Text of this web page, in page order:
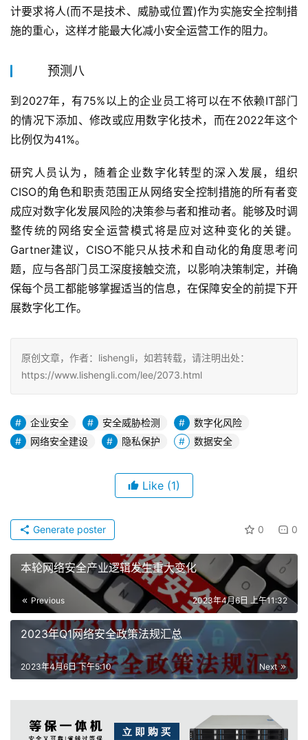
计要求将人(而不是技术、威胁或位置)作为实施安全控制措
施的重心，这样才能最大化减小安全运营工作的阻力。
预测八
到2027年，有75%以上的企业员工将可以在不依赖IT部门
的情况下添加、修改或应用数字化技术，而在2022年这个
比例仅为41%。
研究人员认为，随着企业数字化转型的深入发展，组织
CISO的角色和职责范围正从网络安全控制措施的所有者变
成应对数字化发展风险的决策参与者和推动者。能够及时调
整传统的网络安全运营模式将是应对这种变化的关键。
Gartner建议，CISO不能只从技术和自动化的角度思考问
题，应与各部门员工深度接触交流，以影响决策制定，并确
保每个员工都能够掌握适当的信息，在保障安全的前提下开
展数字化工作。
原创文章，作者：lishengli，如若转载，请注明出处：
https://www.lishengli.com/lee/2073.html
企业安全 安全威胁检测
数字化风险
网络安全建设
隐私保护 数据安全
Like (1)
0 0
Generate poster
本轮网络安全产业逻辑发生重大变化
Previous 2023年4月6日 上午11:32
2023年Q1网络安全政策法规汇总
Next
2023年4月6日 下午5:10